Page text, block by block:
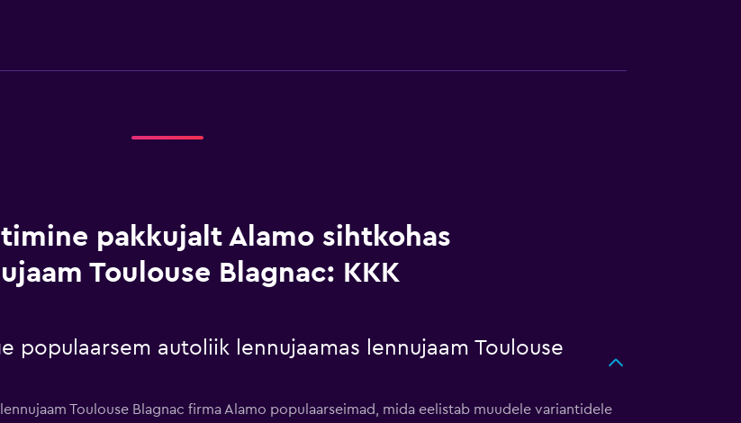
pakkujalt Alamo sihtkohas
Toulouse Blagnac: KKK
populaarsem autoliik lennujaamas lennujaam Toulouse
Toulouse Blagnac firma Alamo populaarseimad, mida eelistab muudele variantidele